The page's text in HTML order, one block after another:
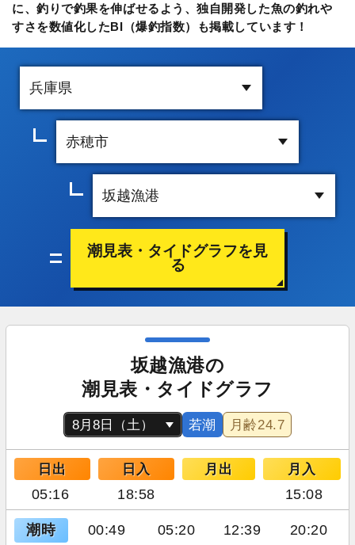
に、釣りで釣果を伸ばせるよう、独自開発した魚の釣れや
すさを数値化したBI（爆釣指数）も掲載しています！
潮見表・タイドグラフを見
る
坂越漁港の
潮見表・タイドグラフ
若潮 月齢24.7
日出 日入 月出 月入
05:16 18:58 15:08
潮時 00:49 05:20 12:39 20:20